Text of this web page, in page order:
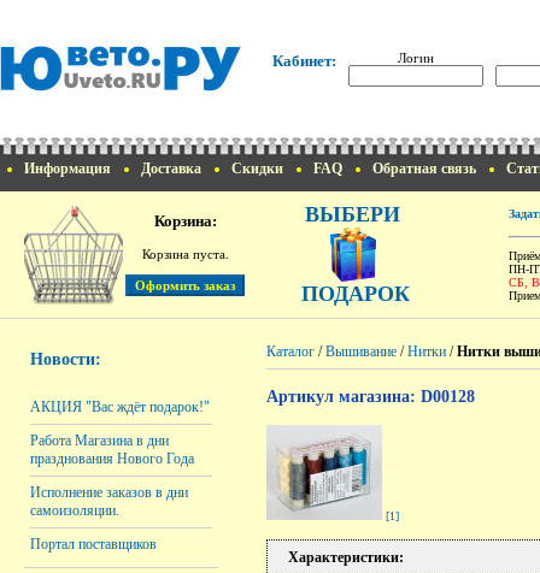
Кабинет: Логин
Информация Доставка Скидки FAQ Обратная связь
Корзина:
Корзина пуста.
ВЫБЕРИ
ПОДАРОК
ПН-
СБ,
Новости:
АКЦИЯ "Вас ждёт подарок!"
Работа Магазина в дни
празднования Нового Года
Исполнение заказов в дни
самоизоляции.
Портал поставщиков
Каталог /Вышивание /Нитки /Нитки
Артикул магазина: D00128
[1]
Характеристики: